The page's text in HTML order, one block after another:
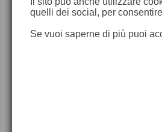
quelli dei social, per
Se vuoi saperne di più puoi